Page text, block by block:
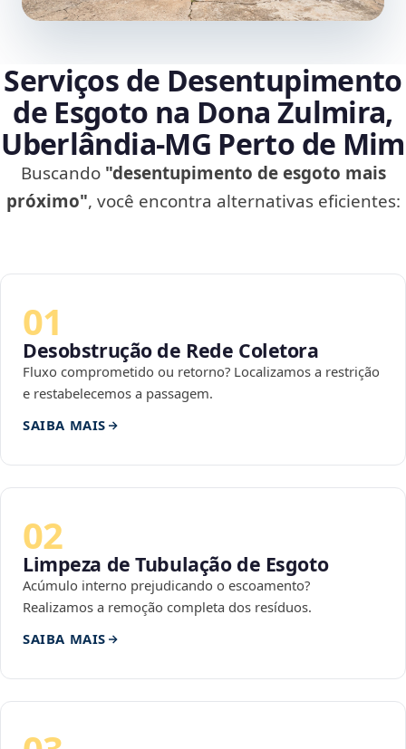
Serviços de Desentupimento
de Esgoto na Dona Zulmira,
Uberlândia‑MG Perto de Mim
Buscando "desentupimento de esgoto mais
próximo", você encontra alternativas eficientes:
01
Desobstrução de Rede Coletora
Fluxo comprometido ou retorno? Localizamos a restrição
e restabelecemos a passagem.
SAIBA MAIS
02
Limpeza de Tubulação de Esgoto
Acúmulo interno prejudicando o escoamento?
Realizamos a remoção completa dos resíduos.
SAIBA MAIS